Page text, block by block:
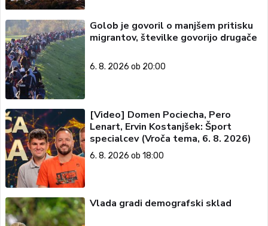
Golob je govoril o manjšem pritisku
migrantov, številke govorijo drugače
6. 8. 2026 ob 20:00
[Video] Domen Pociecha, Pero
Lenart, Ervin Kostanjšek: Šport
specialcev (Vroča tema, 6. 8. 2026)
6. 8. 2026 ob 18:00
Vlada gradi demografski sklad